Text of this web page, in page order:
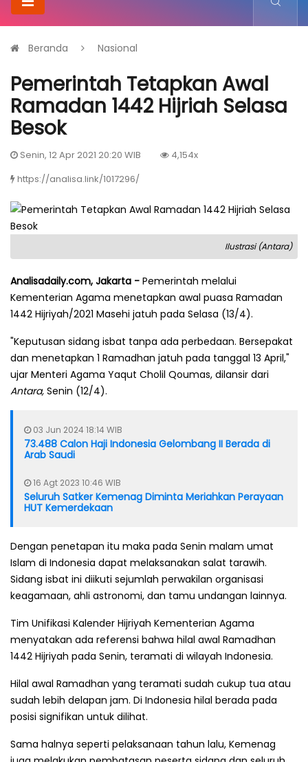
Beranda Nasional
Pemerintah Tetapkan Awal
Ramadan 1442 Hijriah Selasa
Besok
Senin, 12 Apr 2021 20:20 WIB
4,154x
https://analisa.link/1017296/
Ilustrasi (Antara)
Analisadaily.com, Jakarta - Pemerintah melalui
Kementerian Agama menetapkan awal puasa Ramadan
1442 Hijriyah/2021 Masehi jatuh pada Selasa (13/4).
"Keputusan sidang isbat tanpa ada perbedaan. Bersepakat
dan menetapkan 1 Ramadhan jatuh pada tanggal 13 April,"
ujar Menteri Agama Yaqut Cholil Qoumas, dilansir dari
Antara, Senin (12/4).
03 Jun 2024 18:14 WIB
73.488 Calon Haji Indonesia Gelombang II Berada di
Arab Saudi
16 Agt 2023 10:46 WIB
Seluruh Satker Kemenag Diminta Meriahkan Perayaan
HUT Kemerdekaan
Dengan penetapan itu maka pada Senin malam umat
Islam di Indonesia dapat melaksanakan salat tarawih.
Sidang isbat ini diikuti sejumlah perwakilan organisasi
keagamaan, ahli astronomi, dan tamu undangan lainnya.
Tim Unifikasi Kalender Hijriyah Kementerian Agama
menyatakan ada referensi bahwa hilal awal Ramadhan
1442 Hijriyah pada Senin, teramati di wilayah Indonesia.
Hilal awal Ramadhan yang teramati sudah cukup tua atau
sudah lebih delapan jam. Di Indonesia hilal berada pada
posisi signifikan untuk dilihat.
Sama halnya seperti pelaksanaan tahun lalu, Kemenag